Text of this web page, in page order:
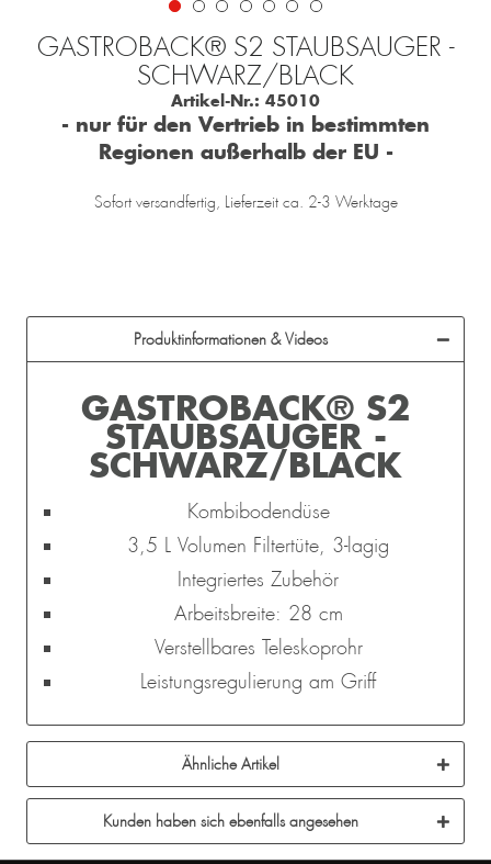
GASTROBACK® S2 STAUBSAUGER -
SCHWARZ/BLACK
Artikel-Nr.: 45010
- nur für den Vertrieb in bestimmten
Regionen außerhalb der EU -
Sofort versandfertig, Lieferzeit ca. 2-3 Werktage
Produktinformationen & Videos
GASTROBACK® S2
STAUBSAUGER -
SCHWARZ/BLACK
Kombibodendüse
3,5 L Volumen Filtertüte, 3-lagig
Integriertes Zubehör
Arbeitsbreite: 28 cm
Verstellbares Teleskoprohr
Leistungsregulierung am Griff
Ähnliche Artikel
Kunden haben sich ebenfalls angesehen